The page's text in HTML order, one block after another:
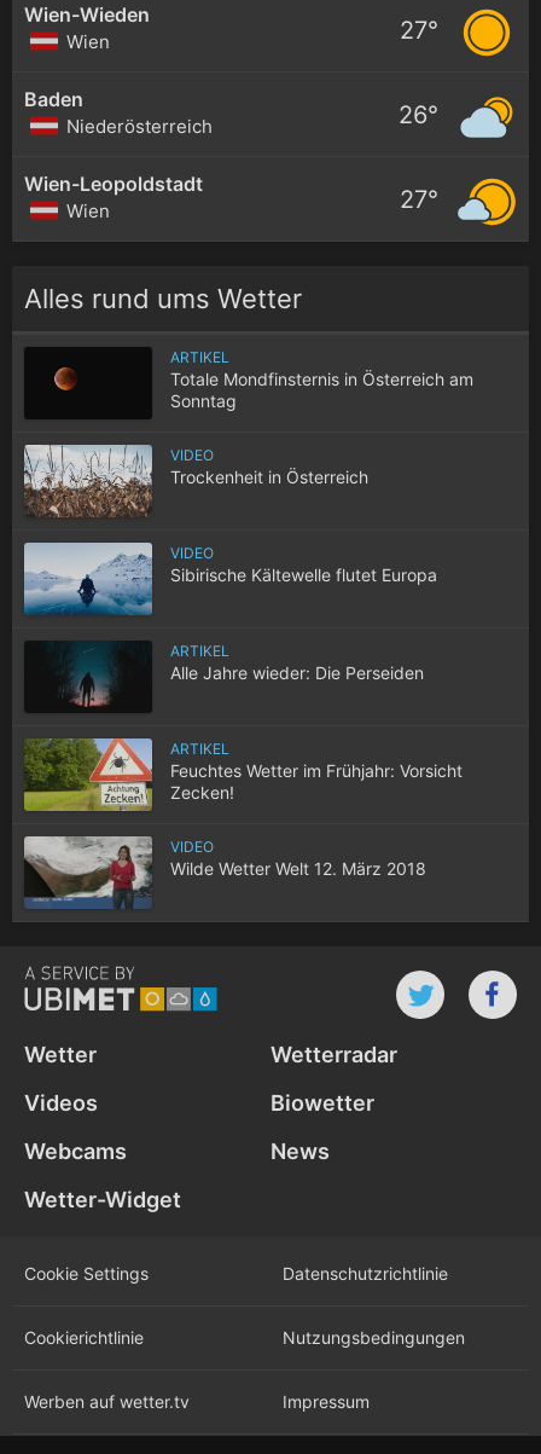
Wien-Wieden
Wien 27°
Baden
Niederösterreich 26°
Wien-Leopoldstadt
Wien 27°
Alles rund ums Wetter
ARTIKEL
Totale Mondfinsternis in Österreich am
Sonntag
VIDEO
Trockenheit in Österreich
VIDEO
Sibirische Kältewelle flutet Europa
ARTIKEL
Alle Jahre wieder: Die Perseiden
ARTIKEL
Feuchtes Wetter im Frühjahr: Vorsicht
Zecken!
VIDEO
Wilde Wetter Welt 12. März 2018
Wetter
Wetterradar
Videos
Biowetter
Webcams
News
Wetter-Widget
Cookie Settings Datenschutz­richtlinie
Cookie­richtlinie Nutzungs­bedingungen
Werben auf wetter.tv Impressum